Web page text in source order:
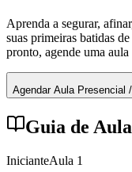
Aprenda a segurar,
suas primeiras batidas
pronto, agende uma
Agendar Aula Presencial
Guia de
InicianteAula 1